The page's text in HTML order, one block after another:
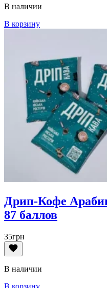
В наличии
В корзину
Дрип-Кофе
87 баллов
35грн
В наличии